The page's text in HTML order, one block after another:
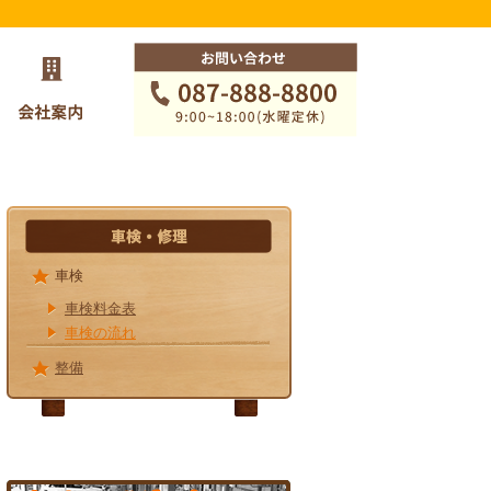
安心サポート
車検
車検料金表
車検の流れ
整備